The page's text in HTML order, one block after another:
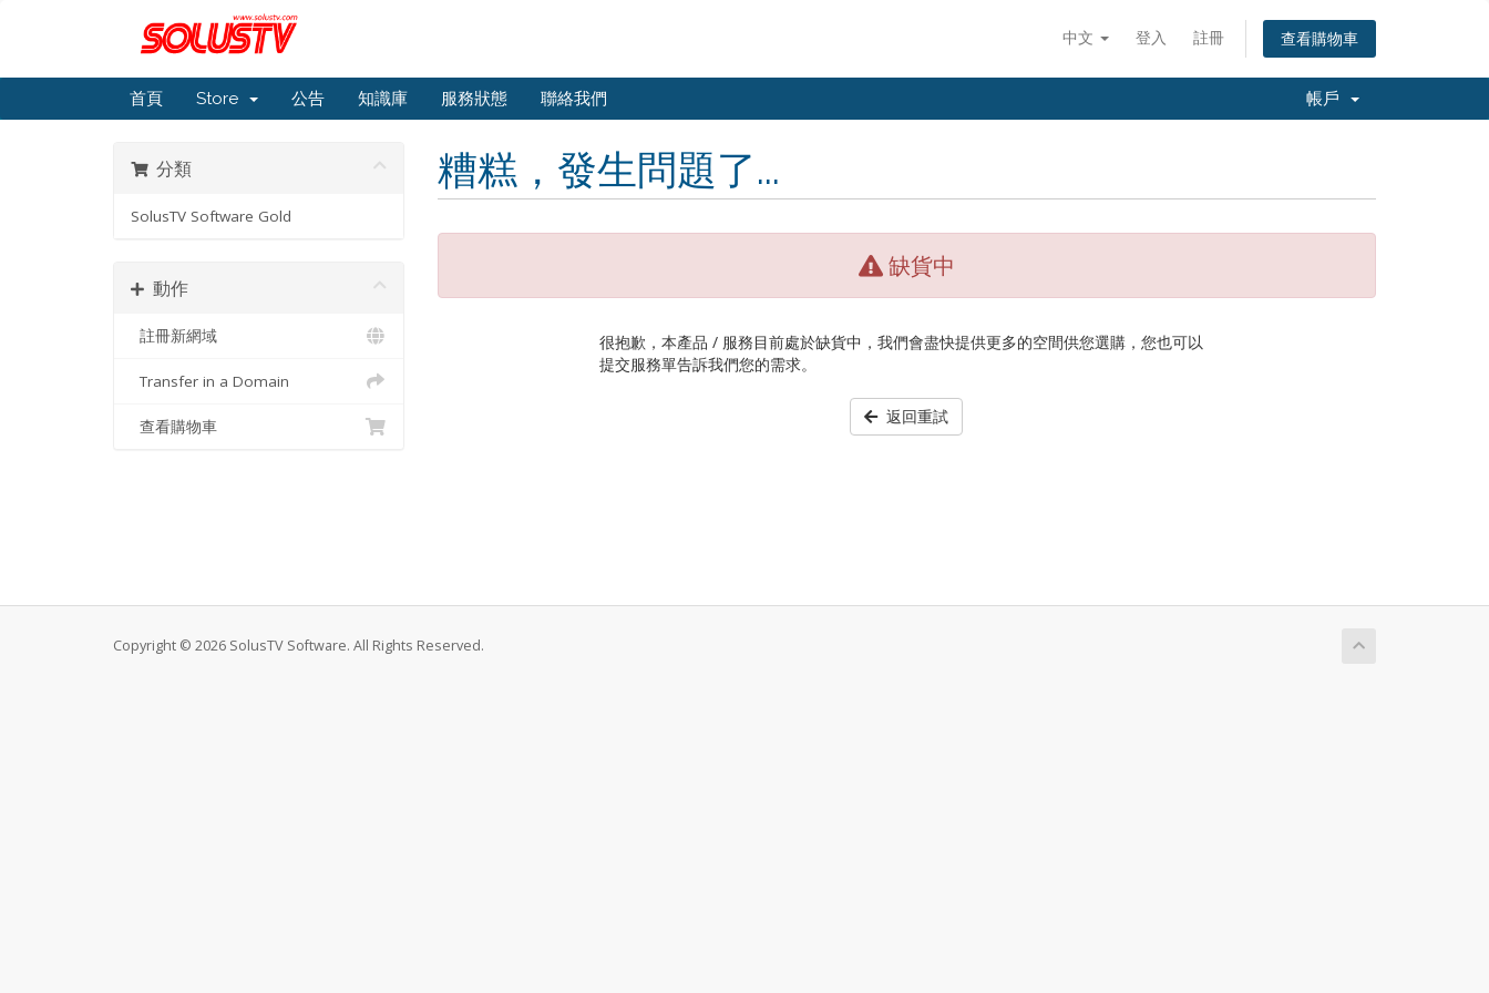
中文 登入 註冊 查看購物車
首頁 Store 公告 知識庫 服務狀態 聯絡我們 帳戶
分類
SolusTV Software Gold
動作
註冊新網域
Transfer in a Domain
查看購物車
糟糕，發生問題了...
缺貨中
很抱歉，本產品 / 服務目前處於缺貨中，我們會盡快提供更多的空間供您選購，您也可以
提交服務單告訴我們您的需求。
返回重試
Copyright © 2026 SolusTV Software. All Rights Reserved.